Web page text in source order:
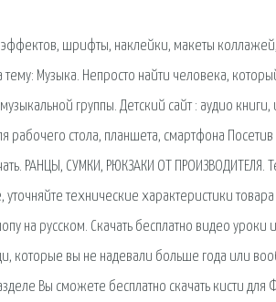
шрифты, наклейки, макеты
Музыка. Непросто найти человека,
группы. Детский сайт : аудио книги,
рабочего стола, планшета, смартфона
РАНЦЫ, СУМКИ, РЮКЗАКИ ОТ ПРОИЗВОДИТЕЛЯ.
уточняйте технические характеристики
на русском. Скачать бесплатно видео уроки
которые вы не надевали больше года или
Вы сможете бесплатно скачать кисти